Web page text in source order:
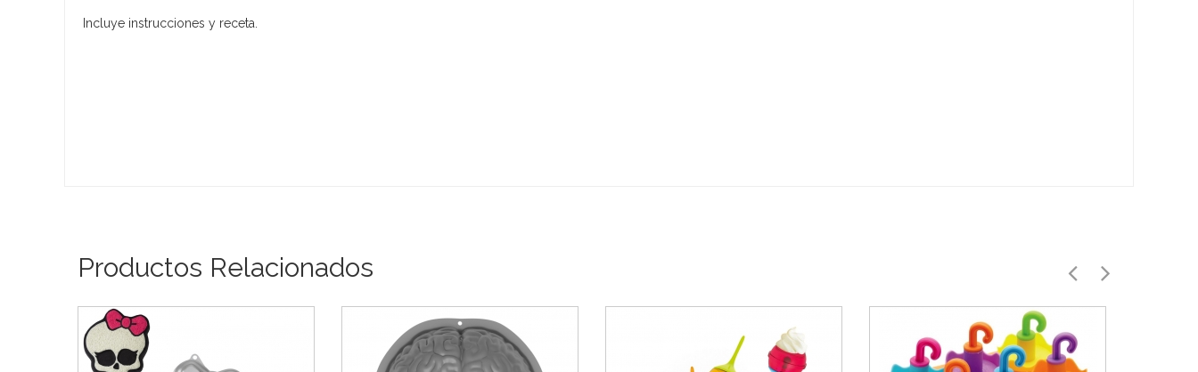
Incluye instrucciones y receta.
Productos Relacionados